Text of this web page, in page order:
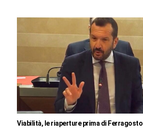
Viabilità, le riaperture prima di Ferragosto